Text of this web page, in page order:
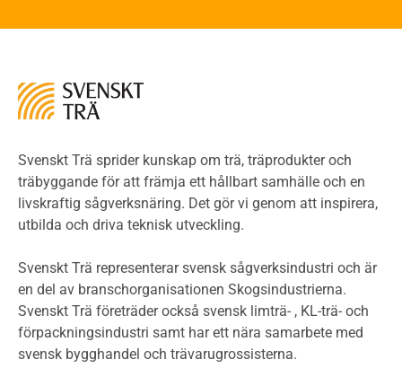
Miljöeffekter
LCA
Miljödeklarationer och märkning
Termer och förkortningar
Planering
Klimatkalkylator hallar
Projektering av trähus - generellt
Byggsystem
Fasadsystem i skivmaterial
Bullerskärmar och andra utomhuskonstruktioner
Svenskt Trä sprider kunskap om trä, träprodukter och
träbyggande för att främja ett hållbart samhälle och en
livskraftig sågverksnäring. Det gör vi genom att inspirera,
utbilda och driva teknisk utveckling.
Svenskt Trä representerar svensk sågverksindustri och är
en del av branschorganisationen Skogsindustrierna.
Svenskt Trä företräder också svensk limträ- , KL-trä- och
förpackningsindustri samt har ett nära samarbete med
svensk bygghandel och trävarugrossisterna.